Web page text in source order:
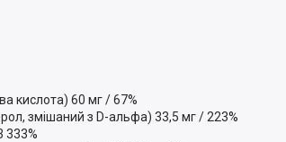
кислота) 60 мг / 67%
змішаний з D-альфа) 33,5 мг / 223%
333%